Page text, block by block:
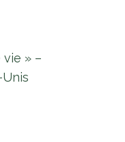
» –